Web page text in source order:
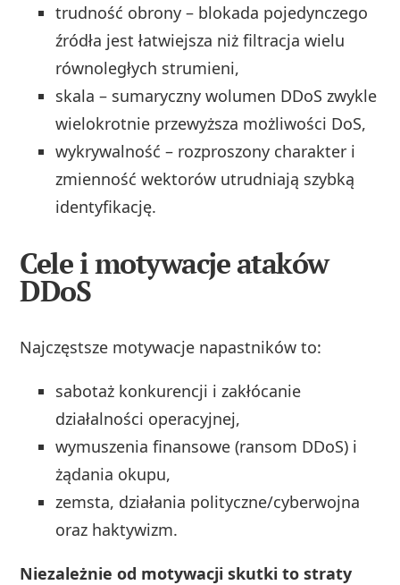
trudność obrony – blokada pojedynczego
źródła jest łatwiejsza niż filtracja wielu
równoległych strumieni,
skala – sumaryczny wolumen DDoS zwykle
wielokrotnie przewyższa możliwości DoS,
wykrywalność – rozproszony charakter i
zmienność wektorów utrudniają szybką
identyfikację.
Cele i motywacje ataków
DDoS
Najczęstsze motywacje napastników to:
sabotaż konkurencji i zakłócanie
działalności operacyjnej,
wymuszenia finansowe (ransom DDoS) i
żądania okupu,
zemsta, działania polityczne/cyberwojna
oraz haktywizm.
Niezależnie od motywacji skutki to straty